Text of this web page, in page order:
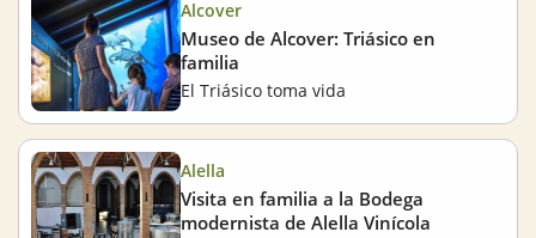
Alcover
Museo de Alcover: Triásico en
familia
El Triásico toma vida
Alella
Visita en familia a la Bodega
modernista de Alella Vinícola